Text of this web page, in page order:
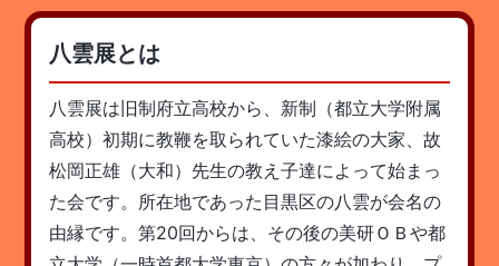
八雲展とは
八雲展は旧制府立高校から、新制（都立大学附属
高校）初期に教鞭を取られていた漆絵の大家、故
松岡正雄（大和）先生の教え子達によって始まっ
た会です。所在地であった目黒区の八雲が会名の
由縁です。第20回からは、その後の美研ＯＢや都